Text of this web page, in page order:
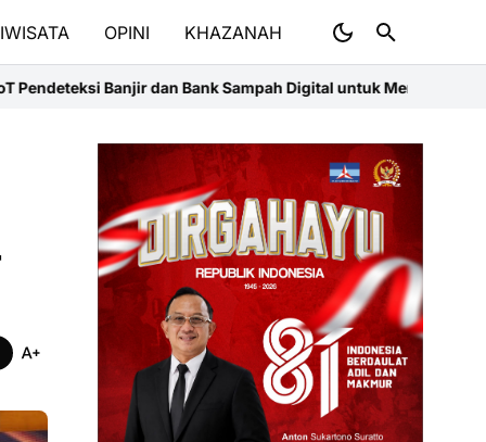
OPINI KHAZANAH
Sampah Digital untuk Meningkatkan Ketahanan Lingkungan